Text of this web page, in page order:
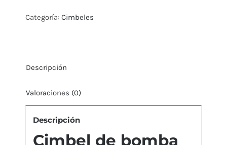
cantidad
Categoría: Cimbeles
Descripción
Valoraciones (0)
Descripción
Cimbel de bomba